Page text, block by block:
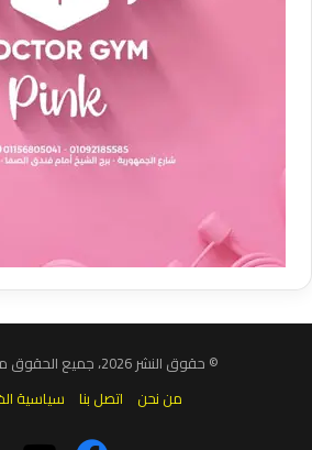
© حقوق النشر 2026، جميع الحقوق محفوظة |
من نحن
اتصل بنا سياسية